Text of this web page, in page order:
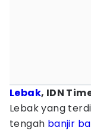
Lebak, IDN
Lebak yang
tengah banjir